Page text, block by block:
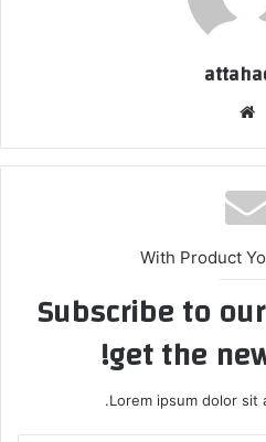
الوي
ب
With Product
Subscribe to
get the
Lorem ipsum dolor sit